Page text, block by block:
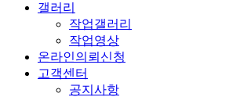
갤러리
작업갤러리
작업영상
온라인의뢰신청
고객센터
공지사항